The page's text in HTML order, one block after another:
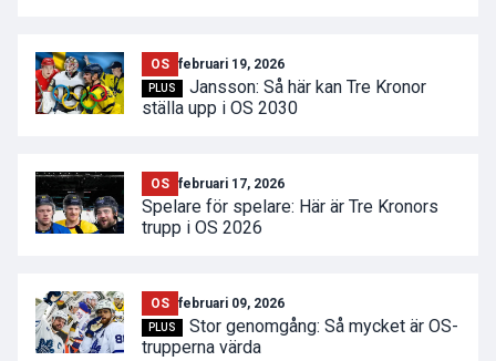
OS februari 19, 2026
PLUS
Jansson: Så här kan Tre Kronor
ställa upp i OS 2030
OS februari 17, 2026
Spelare för spelare: Här är Tre Kronors
trupp i OS 2026
OS februari 09, 2026
PLUS
Stor genomgång: Så mycket är OS-
trupperna värda